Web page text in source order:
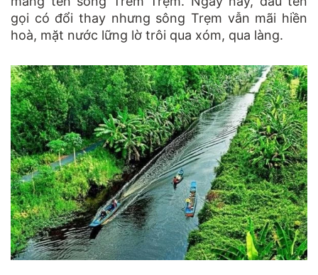
gọi có đổi thay nhưng sông Trẹm vẫn mãi hiền
hoà, mặt nước lững lờ trôi qua xóm, qua làng.